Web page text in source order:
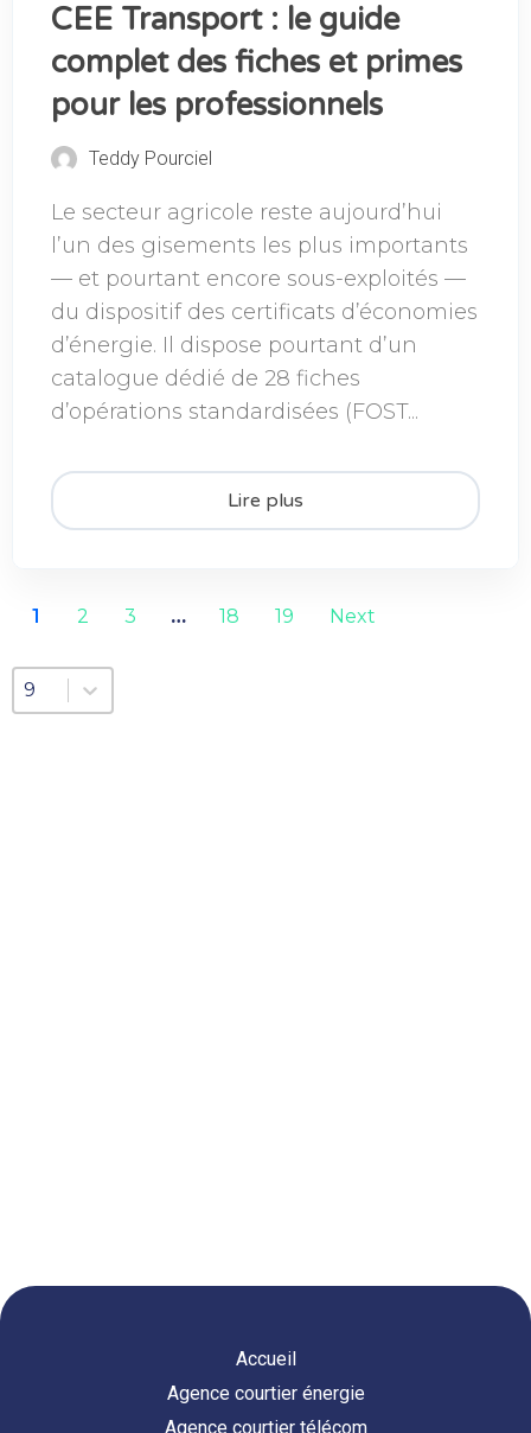
CEE Transport : le guide
complet des fiches et primes
pour les professionnels
Teddy Pourciel
Le secteur agricole reste aujourd’hui
l’un des gisements les plus importants
— et pourtant encore sous-exploités —
du dispositif des certificats d’économies
d’énergie. Il dispose pourtant d’un
catalogue dédié de 28 fiches
d’opérations standardisées (FOST...
Lire plus
1 2 3 … 18 19 Next
Sélectionnez un nombre par page
9
Sélectionnez un nombre par page
Accueil
Agence courtier énergie
Agence courtier télécom